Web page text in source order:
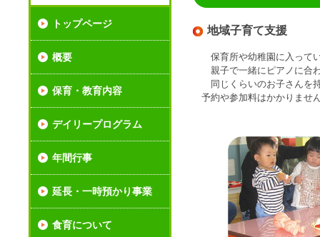
トップページ
概要
保育・教育内容
デイリープログラム
年間行事
延長・一時預かり事業
食育について
地域子育て支援
保育所や幼稚園に入って
親子で一緒にピアノに合
同じくらいのお子さんを
予約や参加料はかかりませ